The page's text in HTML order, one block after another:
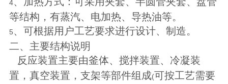
4
等结构，有蒸汽、电加热、导热油等。
5、可根据用户工艺要求进行设计、制造。
二、主要结构说明
反应装置主要由釜体、搅拌装置、冷凝装
置，真空装置，支架等部件组成(可按工艺需要